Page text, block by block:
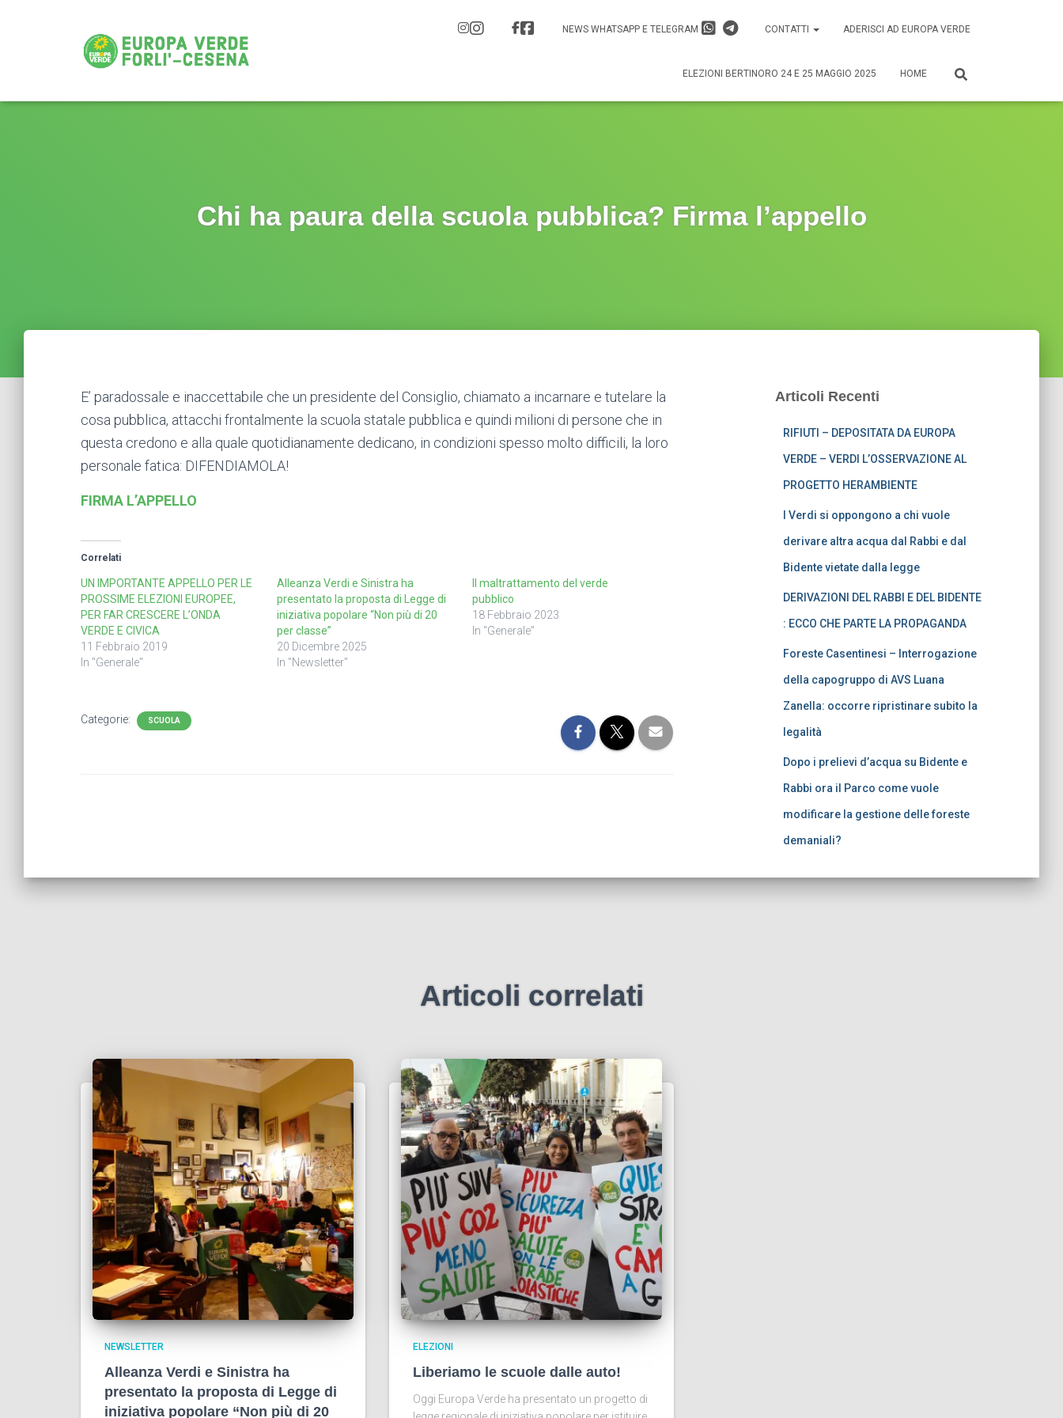
NEWS WHATSAPP E TELEGRAM CONTATTI ADERISCI AD EUROPA VERDE
ELEZIONI BERTINORO 24 E 25 MAGGIO 2025 HOME
Chi ha paura della scuola pubblica? Firma l’appello
E’ paradossale e inaccettabile che un presidente del Consiglio, chiamato a incarnare e tutelare la
cosa pubblica, attacchi frontalmente la scuola statale pubblica e quindi milioni di persone che in
questa credono e alla quale quotidianamente dedicano, in condizioni spesso molto difficili, la loro
personale fatica: DIFENDIAMOLA!
FIRMA L’APPELLO
Correlati
UN IMPORTANTE APPELLO PER LE
PROSSIME ELEZIONI EUROPEE,
PER FAR CRESCERE L’ONDA
VERDE E CIVICA
11 Febbraio 2019
In "Generale"
Alleanza Verdi e Sinistra ha
presentato la proposta di Legge di
iniziativa popolare “Non più di 20
per classe”
20 Dicembre 2025
In "Newsletter"
Il maltrattamento del verde
pubblico
18 Febbraio 2023
In "Generale"
Categorie: SCUOLA
Articoli Recenti
RIFIUTI – DEPOSITATA DA EUROPA
VERDE – VERDI L’OSSERVAZIONE AL
PROGETTO HERAMBIENTE
I Verdi si oppongono a chi vuole
derivare altra acqua dal Rabbi e dal
Bidente vietate dalla legge
DERIVAZIONI DEL RABBI E DEL BIDENTE
: ECCO CHE PARTE LA PROPAGANDA
Foreste Casentinesi – Interrogazione
della capogruppo di AVS Luana
Zanella: occorre ripristinare subito la
legalità
Dopo i prelievi d’acqua su Bidente e
Rabbi ora il Parco come vuole
modificare la gestione delle foreste
demaniali?
Articoli correlati
NEWSLETTER
Alleanza Verdi e Sinistra ha
presentato la proposta di Legge di
iniziativa popolare “Non più di 20
ELEZIONI
Liberiamo le scuole dalle auto!
Oggi Europa Verde ha presentato un progetto di